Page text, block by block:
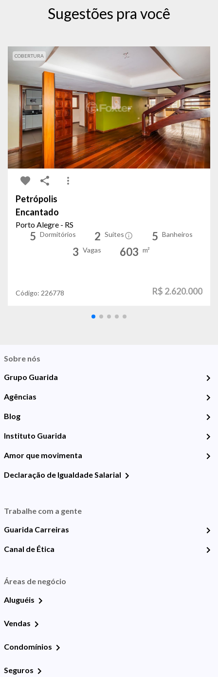
Sugestões pra você
COBERTURA
Petrópolis
Encantado
Porto Alegre - RS
5 Dormitórios 2 Suítes 5 Banheiros
3 Vagas 603 m²
Código: 226778 R$ 2.620.000
Sobre nós
Grupo Guarida
Agências
Blog
Instituto Guarida
Amor que movimenta
Declaração de Igualdade Salarial
Trabalhe com a gente
Guarida Carreiras
Canal de Ética
Áreas de negócio
Aluguéis
Vendas
Condomínios
Seguros